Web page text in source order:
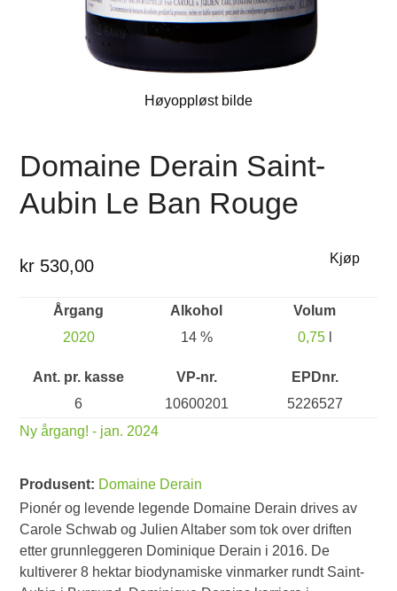
Høyoppløst bilde
Domaine Derain Saint-
Aubin Le Ban Rouge
kr 530,00 Kjøp
Årgang
2020
Alkohol
14 %
Volum
0,75l
Ant. pr. kasse
6
VP-nr.
10600201
EPDnr.
5226527
Ny årgang! - jan. 2024
Produsent: Domaine Derain
Pionér og levende legende Domaine Derain drives av
Carole Schwab og Julien Altaber som tok over driften
etter grunnleggeren Dominique Derain i 2016. De
kultiverer 8 hektar biodynamiske vinmarker rundt Saint-